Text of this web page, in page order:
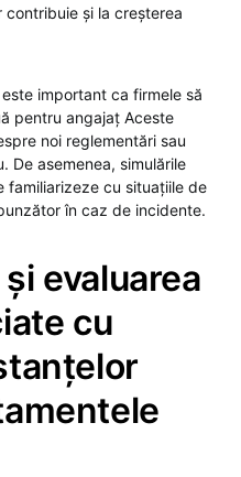
și la creșterea
important ca firmele să
pentru angajaț Aceste
noi reglementări sau
De asemenea, simulările
familiarizeze cu situațiile de
în caz de incidente.
evaluarea
cu